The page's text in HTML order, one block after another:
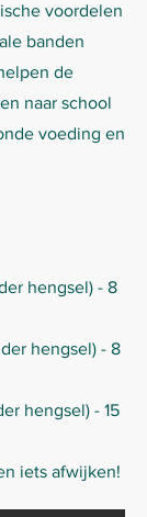
voordelen
banden
de
naar school
voeding en
hengsel) - 8
hengsel) - 8
hengsel) - 15
iets afwijken!​